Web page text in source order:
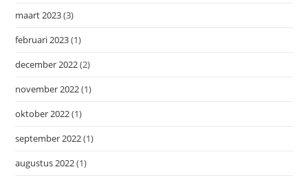
maart 2023(3)
februari 2023(1)
december 2022(2)
november 2022(1)
oktober 2022(1)
september 2022(1)
augustus 2022(1)